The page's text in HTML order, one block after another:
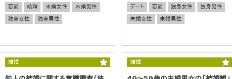
恋愛 結婚 未婚女性
未婚男性
独身女性
独身男性
デート 恋愛 独身女性
独身男性
未婚女性
未婚男性
結婚 結婚